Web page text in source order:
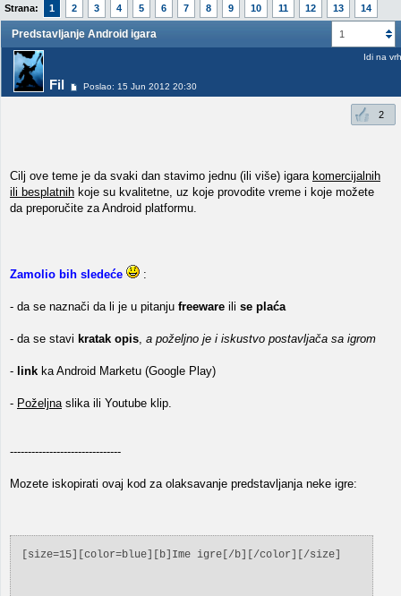
Strana: 1 2 3 4 5 6 7 8 9 10 11 12 13 14
1
Predstavljanje Android igara
Fil Poslao: 15 Jun 2012 20:30
Idi na vrh
2
Cilj ove teme je da svaki dan stavimo jednu (ili više) igara komercijalnih
ili besplatnih koje su kvalitetne, uz koje provodite vreme i koje možete
da preporučite za Android platformu.
Zamolio bih sledeće :
- da se naznači da li je u pitanju freeware ili se plaća
- da se stavi kratak opis, a poželjno je i iskustvo postavljača sa igrom
- link ka Android Marketu (Google Play)
- Poželjnaslika ili Youtube klip.
-------------------------------
Mozete iskopirati ovaj kod za olaksavanje predstavljanja neke igre:
[size=15][color=blue][b]Ime igre[/b][/color][/size]